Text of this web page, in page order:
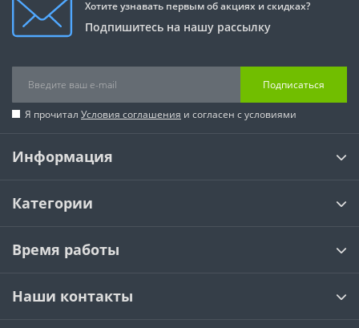
Хотите узнавать первым об акциях и скидках?
Подпишитесь на нашу рассылку
Подписаться
Я прочитал Условия соглашения и согласен с условиями
Информация
Категории
Время работы
Наши контакты